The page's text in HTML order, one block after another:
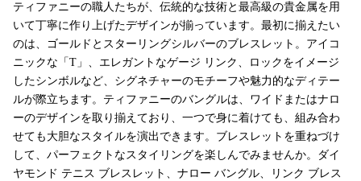
ティファニーの職人たちが、伝統的な技術と最高級の貴金属を用
いて丁寧に作り上げたデザインが揃っています。最初に揃えたい
のは、ゴールドとスターリングシルバーのブレスレット。アイコ
ニックな「T」、エレガントなゲージ リンク、ロックをイメージ
したシンボルなど、シグネチャーのモチーフや魅力的なディテー
ルが際立ちます。ティファニーのバングルは、ワイドまたはナロ
ーのデザインを取り揃えており、一つで身に着けても、組み合わ
せても大胆なスタイルを演出できます。ブレスレットを重ねづけ
して、パーフェクトなスタイリングを楽しんでみませんか。ダイ
ヤモンド テニス ブレスレット、ナロー バングル、リンク ブレス